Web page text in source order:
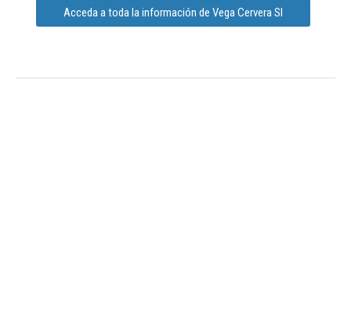
Acceda a toda la información de Vega Cervera Sl